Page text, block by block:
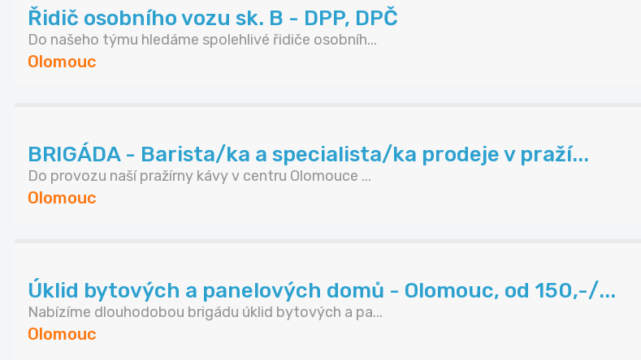
Řidič osobního vozu sk. B - DPP, DPČ
Do našeho týmu hledáme spolehlivé řidiče osobníh...
Olomouc
BRIGÁDA - Barista/ka a specialista/ka prodeje v praží...
Do provozu naší pražírny kávy v centru Olomouce ...
Olomouc
Úklid bytových a panelových domů - Olomouc, od 150,-/...
Nabízíme dlouhodobou brigádu úklid bytových a pa...
Olomouc